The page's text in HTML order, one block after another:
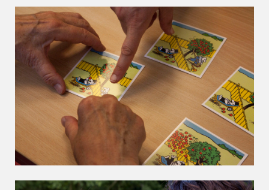
Überblick der von uns angebotenen
Therapieformen